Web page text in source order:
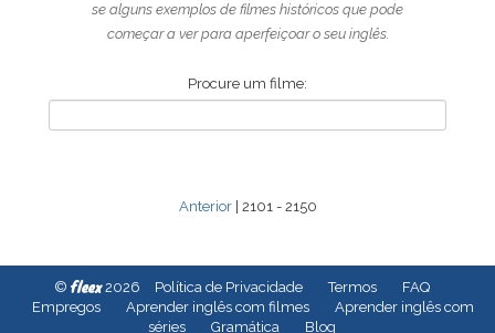
se alguns exemplos de filmes históricos que pode
começar a ver para aperfeiçoar o seu inglês.
Procure um filme:
Anterior| 2101 - 2150
© fleex2026 Política de Privacidade Termos
FAQ
Empregos
Aprender inglês com filmes
Aprender inglês com
séries
Gramática Blog